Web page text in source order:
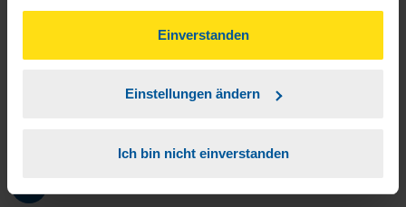
gesammelt haben. Indem Sie auf Einverstanden klicken,
können Sie der Verwendung von Cookies, gemäß
unserer
Einverstanden
Einstellungen ändern
Ich bin nicht einverstanden
Sie teilen mir mit, dass Sie MeineVLH nutzen
wollen.
Sie bekommen eine E-Mail mit Ihren Zugangsdaten